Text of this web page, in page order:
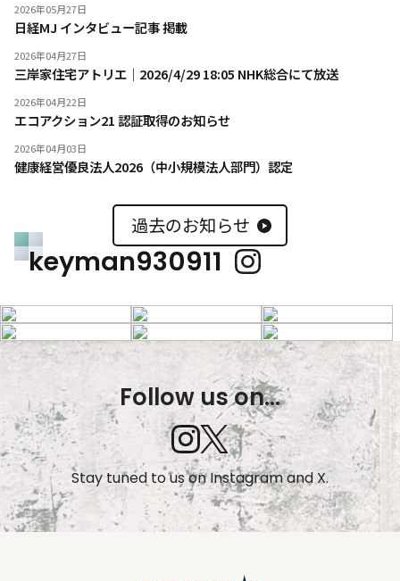
2026年05月27日
日経MJ インタビュー記事 掲載
2026年04月27日
三岸家住宅アトリエ｜2026/4/29 18:05 NHK総合にて放送
2026年04月22日
エコアクション21 認証取得のお知らせ
2026年04月03日
健康経営優良法人2026（中小規模法人部門）認定
過去のお知らせ
keyman930911
Follow us on...
Stay tuned to us on Instagram and X.